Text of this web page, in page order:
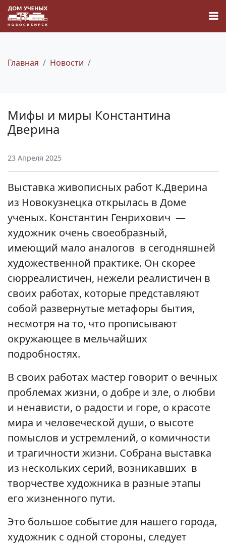
Наука
О Доме учёных
Виртуальный тур
Контакты
Вакансии
Главная Новости
Мифы и миры Константина
Дверина
23 Апреля 2025
Выставка живописных работ К.Дверина
из Новокузнецка открылась в Доме
ученых. Константин Генрихович —
художник очень своеобразный,
имеющий мало аналогов в сегодняшней
художественной практике. Он скорее
сюрреалистичен, нежели реалистичен в
своих работах, которые представляют
собой развернутые метафоры бытия,
несмотря на то, что прописывают
окружающее в мельчайших
подробностях.
В своих работах мастер говорит о вечных
проблемах жизни, о добре и зле, о любви
и ненависти, о радости и горе, о красоте
мира и человеческой души, о высоте
помыслов и устремлений, о комичности
и трагичности жизни. Собрана выставка
из нескольких серий, возникавших в
творчестве художника в разные этапы
его жизненного пути.
Это большое событие для нашего города,
художник с одной стороны, следует